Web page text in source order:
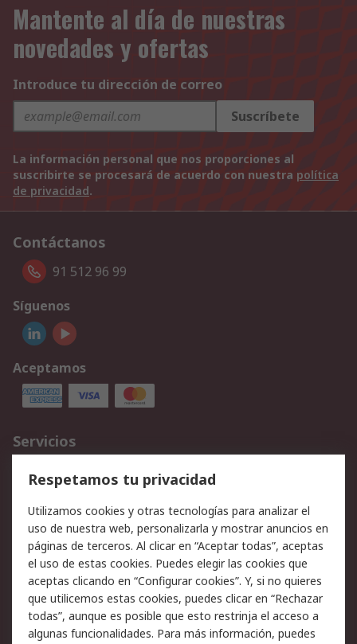
Mantente al día de nuestras
novedades y ofertas
Introduce tu dirección de correo
Suscríbete
La información personal que nos proporciones al
suscribirte se procesará de acuerdo con nuestra política
de privacidad.
Contáctanos
91 512 96 99
Síguenos
Aceptamos
Servicios
Cómo realizar pedidos
Devoluciones
Facturación y pago
Ofertas
Soporte técnico
Legal
Aviso legal
Política de privacidad -
Actualizada
Política sobre cookies
Seguridad de emails
Respetamos tu privacidad
Utilizamos cookies y otras tecnologías para analizar el
uso de nuestra web, personalizarla y mostrar anuncios en
páginas de terceros. Al clicar en “Aceptar todas”, aceptas
el uso de estas cookies. Puedes elegir las cookies que
aceptas clicando en “Configurar cookies”. Y, si no quieres
que utilicemos estas cookies, puedes clicar en “Rechazar
todas”, aunque es posible que esto restrinja el acceso a
algunas funcionalidades. Para más información, puedes